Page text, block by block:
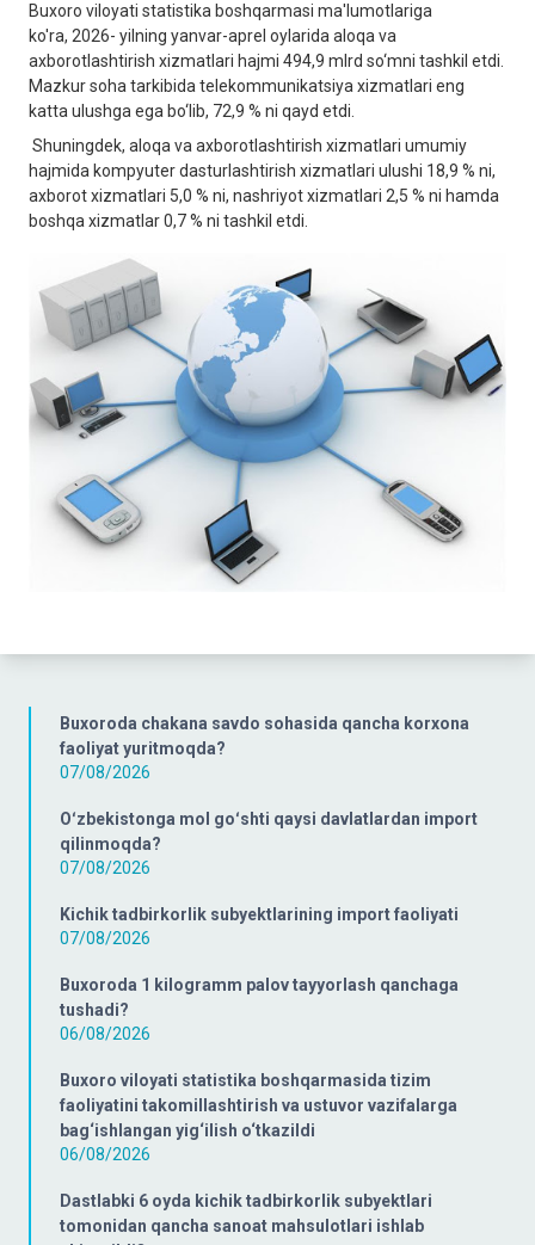
Buxoroda chakana savdo sohasida qancha korxona
faoliyat yuritmoqda?
07/08/2026
Oʻzbekistonga mol goʻshti qaysi davlatlardan import
qilinmoqda?
07/08/2026
Kichik tadbirkorlik subyektlarining import faoliyati
07/08/2026
Buxoroda 1 kilogramm palov tayyorlash qanchaga
tushadi?
06/08/2026
Buxoro viloyati statistika boshqarmasida tizim
faoliyatini takomillashtirish va ustuvor vazifalarga
bag‘ishlangan yig‘ilish o‘tkazildi
06/08/2026
Dastlabki 6 oyda kichik tadbirkorlik subyektlari
tomonidan qancha sanoat mahsulotlari ishlab
Buxoro viloyati statistika boshqarmasi ma'lumotlariga
ko'ra, 2026- yilning yanvar-aprel oylarida aloqa va
axborotlashtirish xizmatlari hajmi 494,9 mlrd so‘mni tashkil etdi.
Mazkur soha tarkibida telekommunikatsiya xizmatlari eng
katta ulushga ega bo‘lib, 72,9 % ni qayd etdi.
Shuningdek, aloqa va axborotlashtirish xizmatlari umumiy
hajmida kompyuter dasturlashtirish xizmatlari ulushi 18,9 % ni,
axborot xizmatlari 5,0 % ni, nashriyot xizmatlari 2,5 % ni hamda
boshqa xizmatlar 0,7 % ni tashkil etdi.